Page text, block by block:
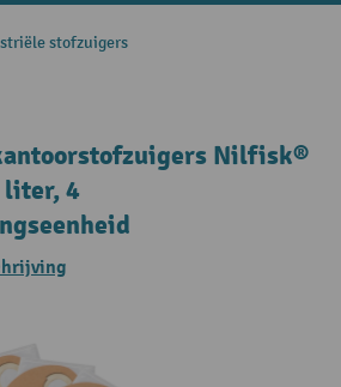
stofzuigers
Nilfisk®
liter, 4